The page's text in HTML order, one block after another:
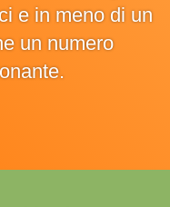
e in meno di un
un numero